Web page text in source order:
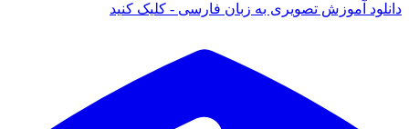
دانلود آموزش تصویری به زبان فارسی - کلیک کنید